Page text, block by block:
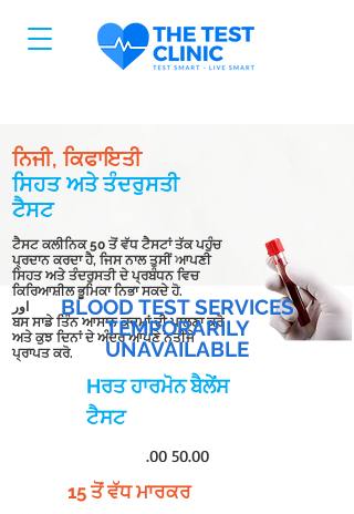
ਨਿਜੀ, ਕਿਫਾਇਤੀ
ਸਿਹਤ ਅਤੇ ਤੰਦਰੁਸਤੀ
ਟੈਸਟ
ਟੈਸਟ ਕਲੀਨਿਕ 50 ਤੋਂ ਵੱਧ ਟੈਸਟਾਂ ਤੱਕ ਪਹੁੰਚ
ਪ੍ਰਦਾਨ ਕਰਦਾ ਹੈ, ਜਿਸ ਨਾਲ ਤੁਸੀਂ ਆਪਣੀ
ਸਿਹਤ ਅਤੇ ਤੰਦਰੁਸਤੀ ਦੇ ਪ੍ਰਬੰਧਨ ਵਿਚ
ਕਿਰਿਆਸ਼ੀਲ ਭੂਮਿਕਾ ਨਿਭਾ ਸਕਦੇ ਹੋ.
اور
ਬਸ ਸਾਡੇ ਤਿੰਨ ਆਸਾਨ ਕਦਮਾਂ ਦੀ ਪਾਲਣਾ ਕਰੋ
ਅਤੇ ਕੁਝ ਦਿਨਾਂ ਦੇ ਅੰਦਰ ਆਪਣੇ ਨਤੀਜੇ
ਪ੍ਰਾਪਤ ਕਰੋ.
BLOOD TEST SERVICES
TEMPORARILY
UNAVAILABLE
Hਰਤ ਹਾਰਮੋਨ ਬੈਲੇਂਸ
ਟੈਸਟ
.00 50.00
15 ਤੋਂ ਵੱਧ ਮਾਰਕਰ